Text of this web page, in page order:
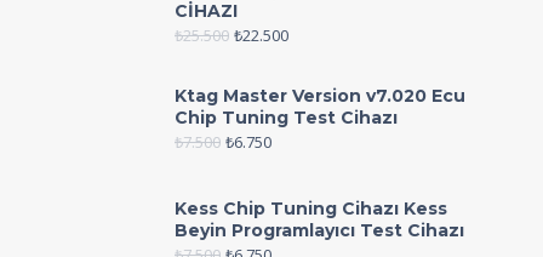
CİHAZI
₺25.500 ₺22.500
Ktag Master Version v7.020 Ecu
Chip Tuning Test Cihazı
₺7.500 ₺6.750
Kess Chip Tuning Cihazı Kess
Beyin Programlayıcı Test Cihazı